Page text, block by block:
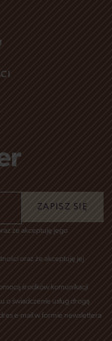
że akceptuję jego
oraz że akceptuję jej
środków komunikacji
o świadczenie usług drogą
e-mail w formie newslettera